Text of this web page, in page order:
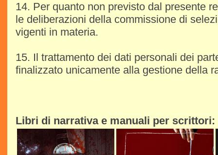
14. Per quanto non previsto dal presente
le deliberazioni della commissione di
vigenti in materia.
15. Il trattamento dei dati personali dei
finalizzato unicamente alla gestione della
Libri di narrativa e manuali per scrittori: